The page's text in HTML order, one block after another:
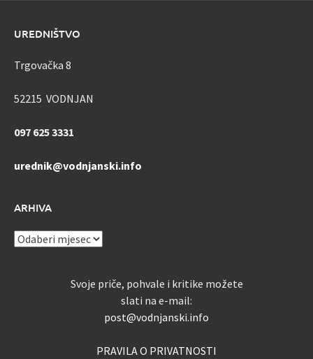
UREDNIŠTVO
Trgovačka 8
52215 VODNJAN
097 625 3331
urednik@vodnjanski.info
ARHIVA
ARHIVA
Svoje priče, pohvale i kritike možete
slati na e-mail:
post@vodnjanski.info
PRAVILA O PRIVATNOSTI